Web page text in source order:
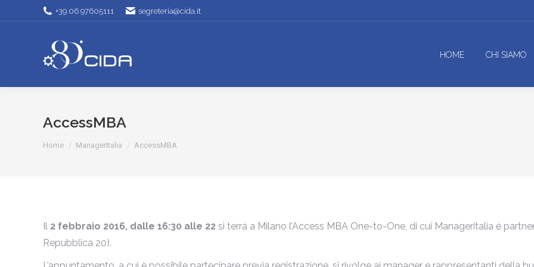
+39 06 97605111 segreteria@cida.it
HOME CHI SIAMO
AccessMBA
Tu sei qui:
Home ManagerItalia AccessMBA
Il 2 febbraio 2016, dalle 16:30 alle 22 si terrà a Milano l’Access MBA One-to-One, di cui Manageritalia è
Repubblica 20).